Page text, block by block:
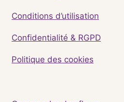
Conditions d’utilisation
Confidentialité & RGPD
Politique des cookies